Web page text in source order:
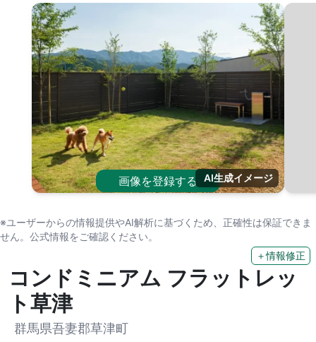
画像を登録する AI生成イメージ
※ユーザーからの情報提供やAI解析に基づくため、正確性は保証できま
せん。公式情報をご確認ください。
＋情報修正
コンドミニアム フラットレッ
ト草津
群馬県吾妻郡草津町